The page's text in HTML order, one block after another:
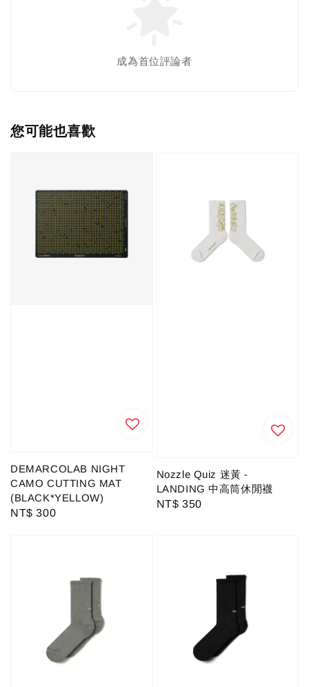
成為首位評論者
您可能也喜歡
DEMARCOLAB NIGHT
CAMO CUTTING MAT
(BLACK*YELLOW)
Regular
NT$ 300
Nozzle Quiz 迷黃 -
LANDING 中高筒休閒襪
Regular
NT$ 350